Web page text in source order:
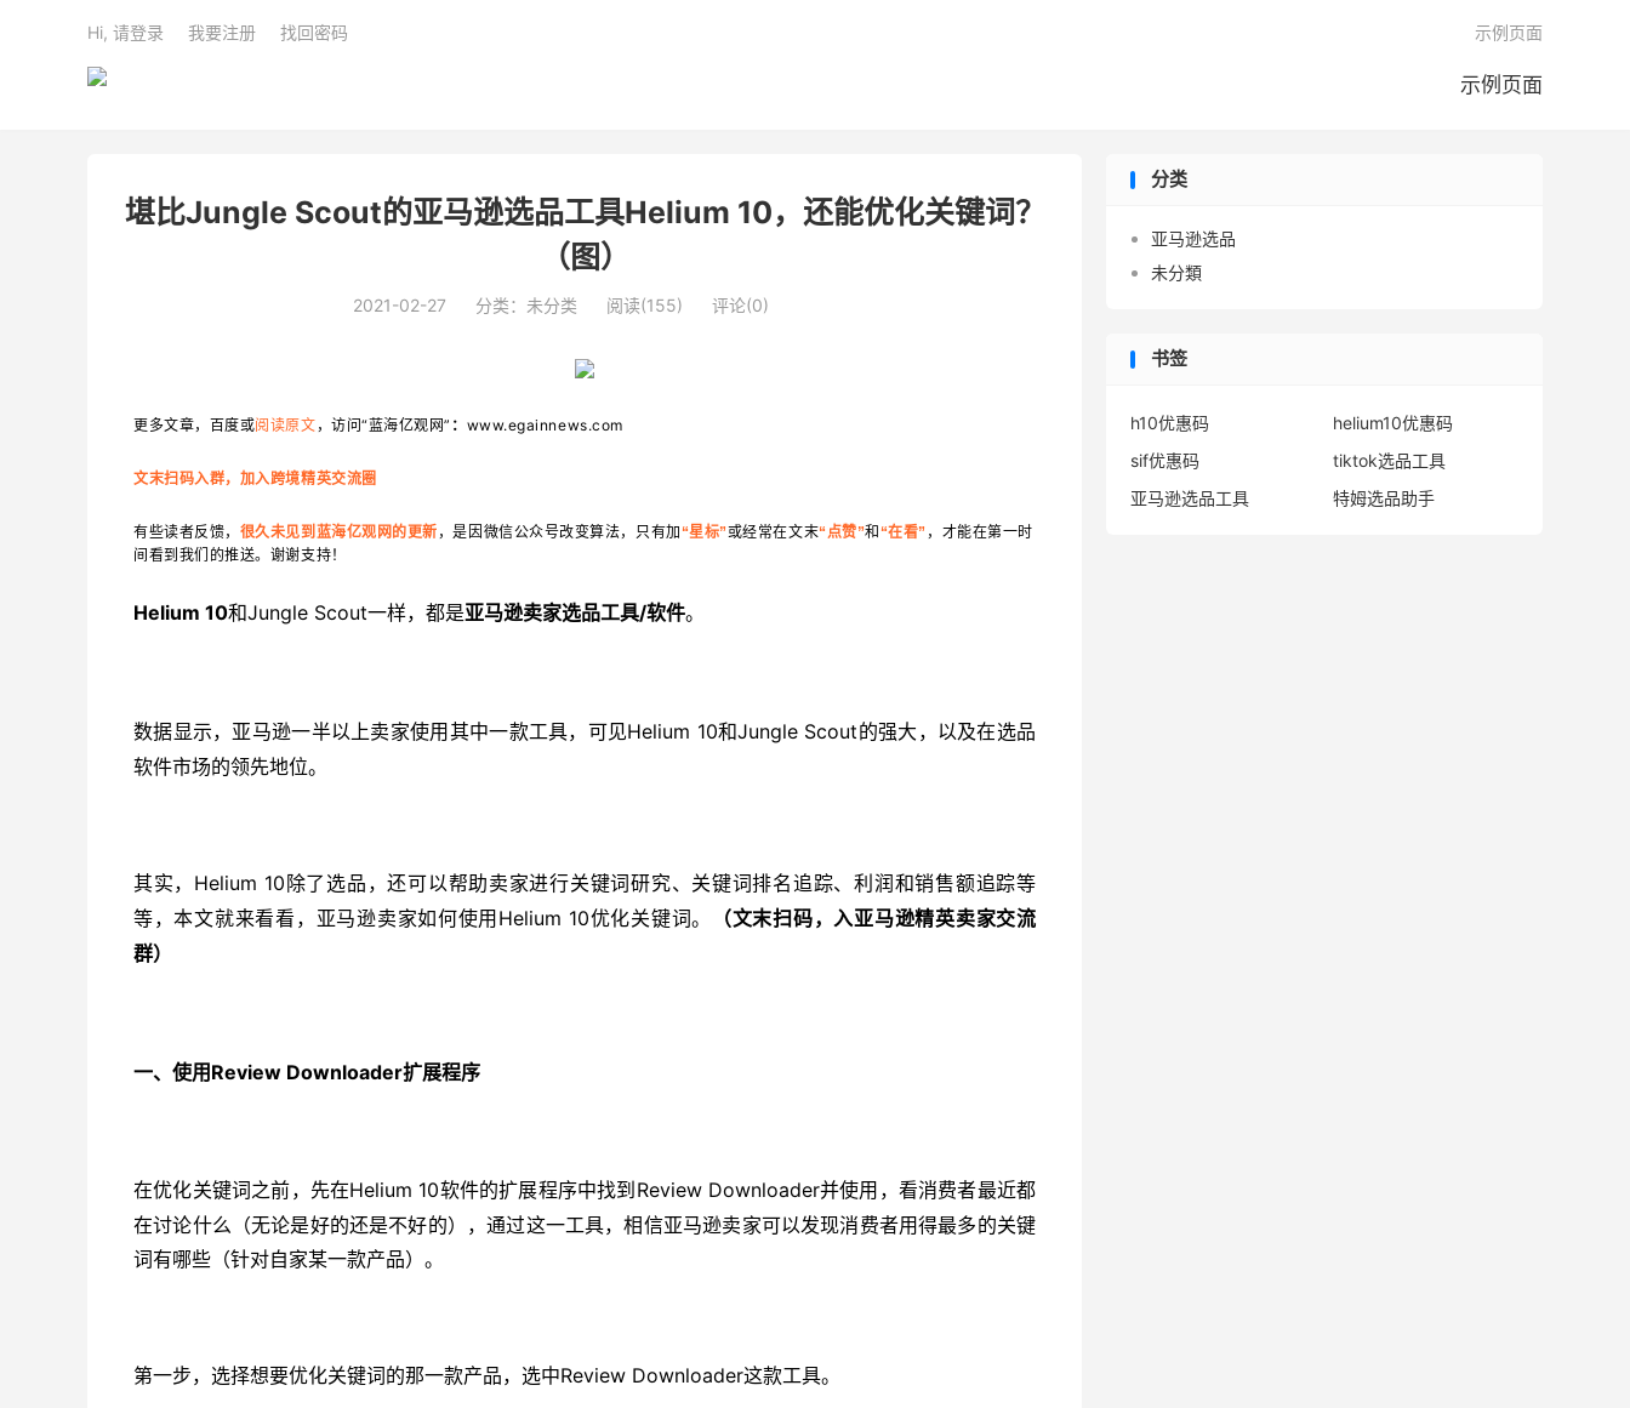
示例页面
示例页面
Hi, 请登录 我要注册 找回密码
堪比Jungle Scout的亚马逊选品工具Helium 10，还能优化关键词？
（图）
2021-02-27 分类：未分类 阅读(155) 评论(0)
更多文章，百度或阅读原文 ，访问“蓝海亿观网” ： www.egainnews.com
文末扫码入群，加入跨境精英交流圈
有些读者反馈， 很久未见到蓝海亿观网的更新 ，是因微信公众号改变算法，只有加“星标”或经常在文末“点赞”和“在看” ，才能在第一时
间看到我们的推送。谢谢支持！
Helium 10和Jungle Scout一样，都是亚马逊卖家选品工具/软件。
数据显示，亚马逊一半以上卖家使用其中一款工具，可见Helium 10和Jungle Scout的强大，以及在选品
软件市场的领先地位。
其实， Helium 10除了选品，还可以帮助卖家进行关键词研究、关键词排名追踪、利润和销售额追踪等
等，本文就来看看，亚马逊卖家如何使用Helium 10优化关键词。
（文末扫码，入亚马逊精英卖家交流
群）
一、使用 Review Downloader扩展程序
在优化关键词之前，先在Helium 10软件的扩展程序中找到Review Downloader并使用，看消费者最近都
在讨论什么（无论是好的还是不好的），通过这一工具，相信亚马逊卖家可以发现消费者用得最多的关键
词有哪些（针对自家某一款产品）。
第一步，选择想要优化关键词的那一款产品，选中Review Downloader这款工具。
分类
亚马逊选品
未分類
书签
h10优惠码
helium10优惠码
sif优惠码
tiktok选品工具
亚马逊选品工具
特姆选品助手